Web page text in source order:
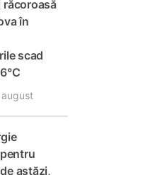
răcoroasă
în
scad
astăzi,